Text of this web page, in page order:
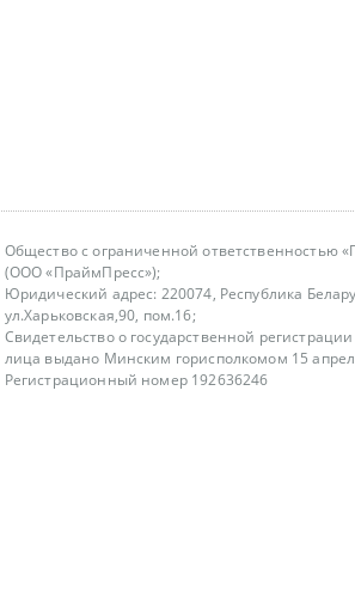
Общество с ограниченной ответственностью
(ООО «ПраймПресс»);
Юридический адрес: 220074, Республика
ул.Харьковская,90, пом.16;
Свидетельство о государственной
лица выдано Минским горисполкомом 15
Регистрационный номер 192636246